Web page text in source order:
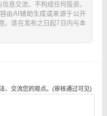
息交流，不构成任何投资、
由AI辅助生成或来源于公开
，请在发布之日起7日内与本
、交流您的观点。(审核通过可见)